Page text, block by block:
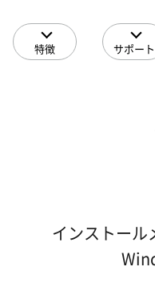
特徴 サポート
インストール